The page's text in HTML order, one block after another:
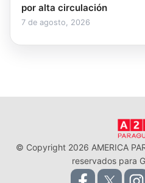
por alta circulación
7 de agosto, 2026
© Copyright 2026 AMERICA
reservados para